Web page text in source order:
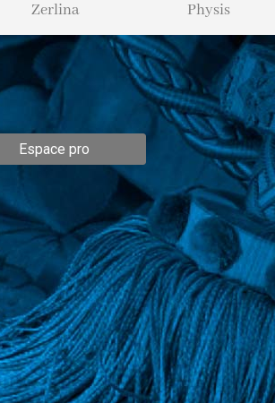
Zerlina Physis
Espace pro